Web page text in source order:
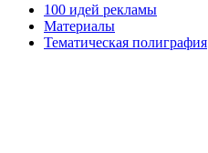
100 идей рекламы
Материалы
Тематическая полиграфия